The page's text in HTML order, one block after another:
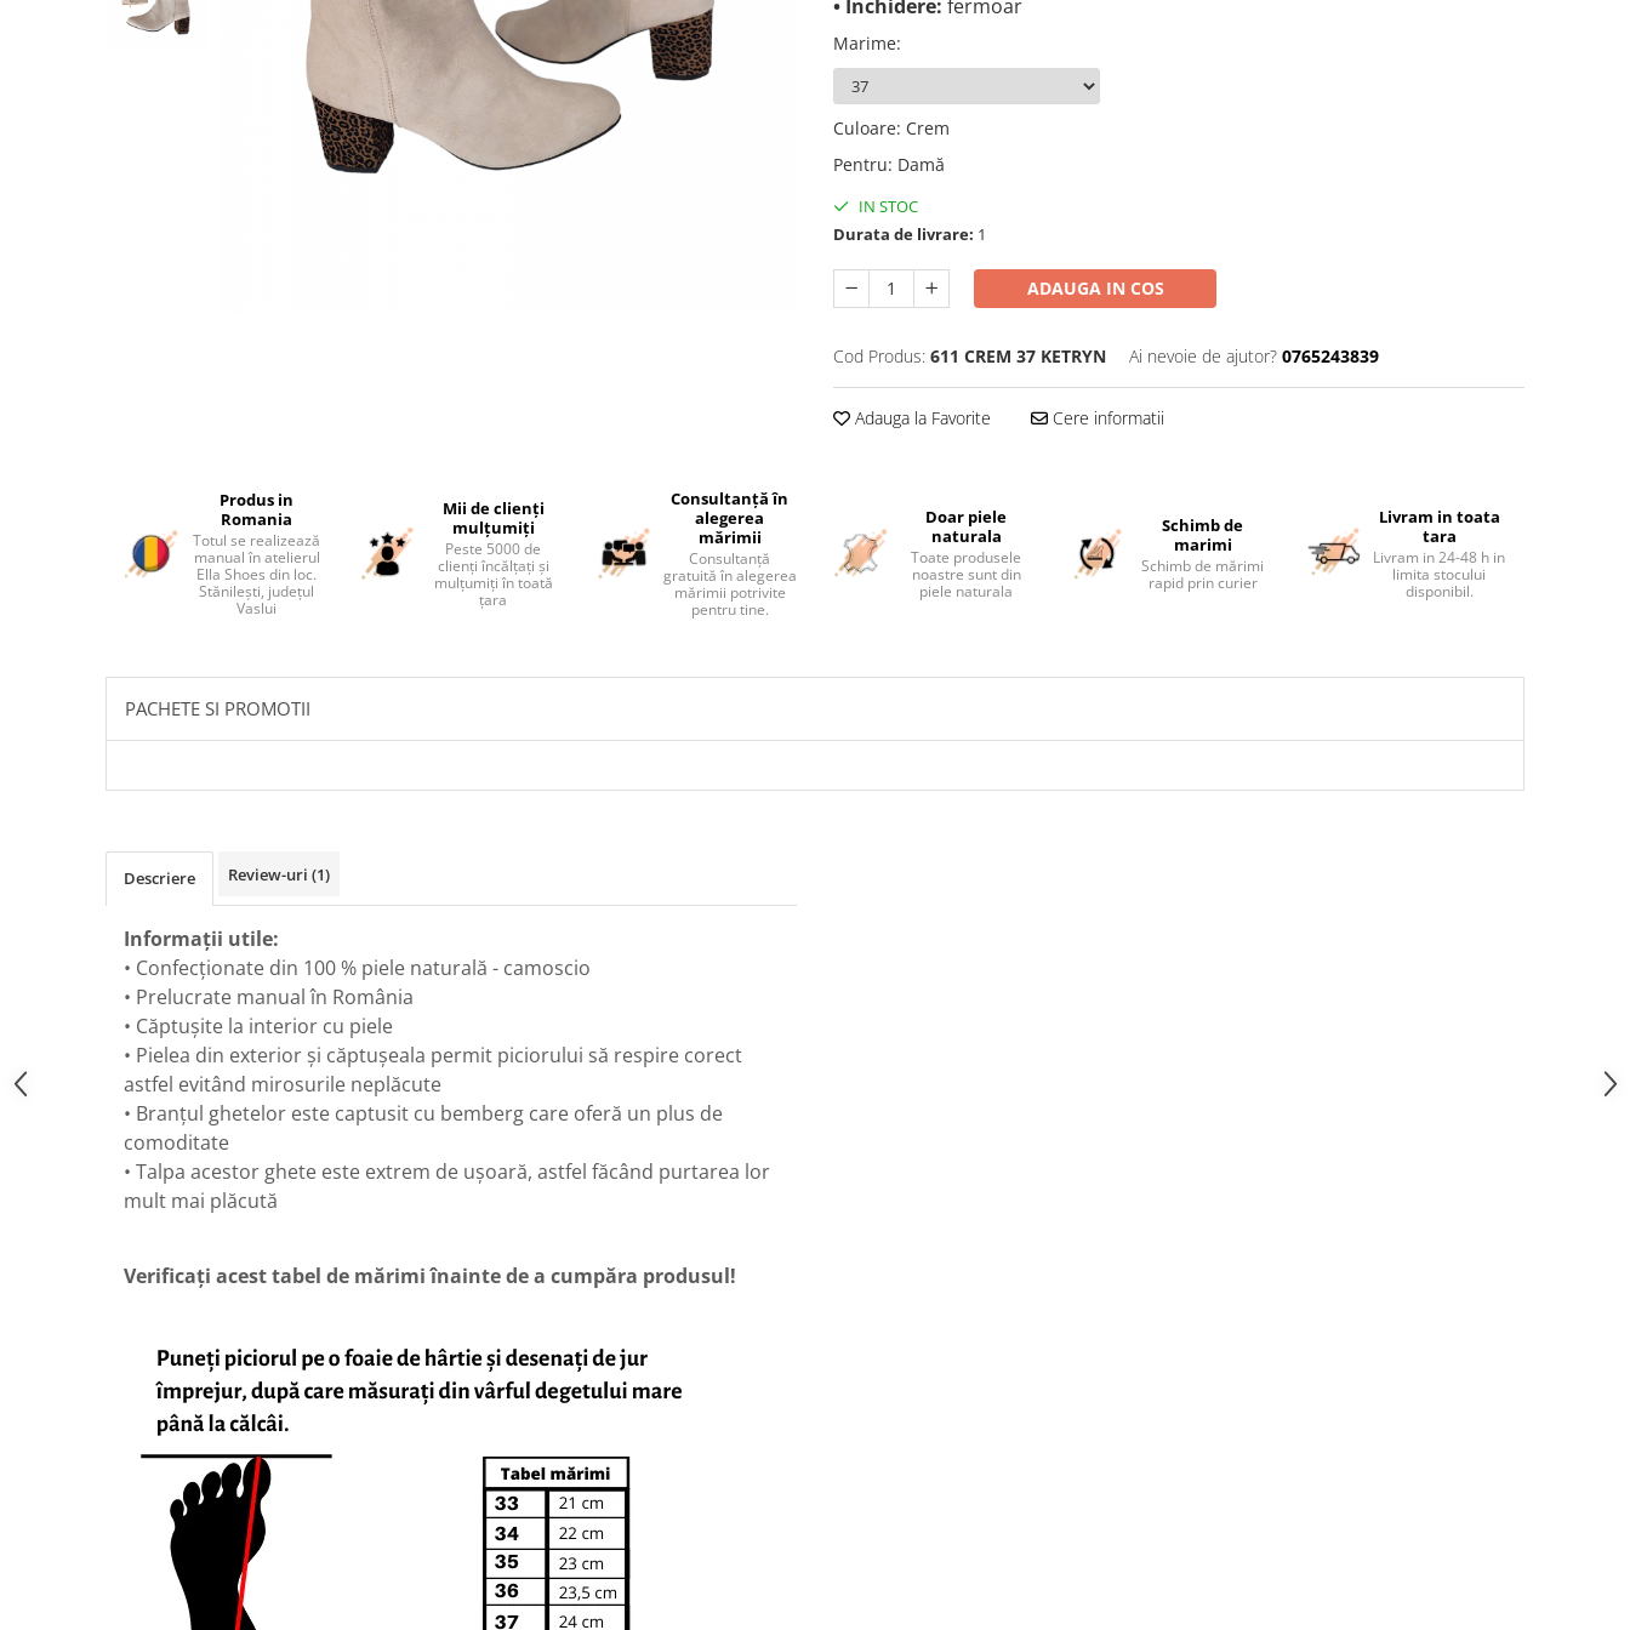
• Închidere: fermoar
Marime:
Culoare: Crem
Pentru: Damă
IN STOC
Durata de livrare: 1
ADAUGA IN COS
Cod Produs: 611 CREM 37 KETRYN Ai nevoie de ajutor? 0765243839
Adauga la Favorite Cere informatii
Produs in
Romania
Totul se realizează
manual în atelierul
Ella Shoes din loc.
Stănilești, județul
Vaslui
Mii de clienți
mulțumiți
Peste 5000 de
clienți încălțați și
mulțumiți în toată
țara
Consultanță în
alegerea
mărimii
Consultanță
gratuită în alegerea
mărimii potrivite
pentru tine.
Doar piele
naturala
Toate produsele
noastre sunt din
piele naturala
Schimb de
marimi
Schimb de mărimi
rapid prin curier
Livram in toata
tara
Livram in 24-48 h in
limita stocului
disponibil.
PACHETE SI PROMOTII
Descriere Review-uri (1)
Informații utile:
• Confecționate din 100 % piele naturală - camoscio
• Prelucrate manual în România
• Căptușite la interior cu piele
• Pielea din exterior și căptușeala permit piciorului să respire corect
astfel evitând mirosurile neplăcute
• Branțul ghetelor este captusit cu bemberg care oferă un plus de
comoditate
• Talpa acestor ghete este extrem de ușoară, astfel făcând purtarea lor
mult mai plăcută
Verificați acest tabel de mărimi înainte de a cumpăra produsul!